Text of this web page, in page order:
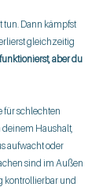
tun. Dann kämpfst
gleichzeitig
aber du
für schlechten
Haushalt,
aufwacht oder
sind im Außen
kontrollierbar und